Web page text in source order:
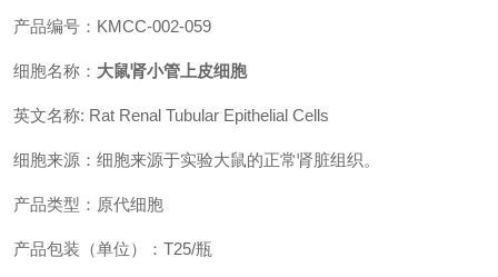
产品编号：KMCC-002-059
细胞名称： 大鼠肾小管上皮细胞
英文名称: Rat Renal Tubular Epithelial Cells
细胞来源：细胞来源于实验大鼠的正常肾脏组织。
产品类型：原代细胞
产品包装（单位）：T25/瓶